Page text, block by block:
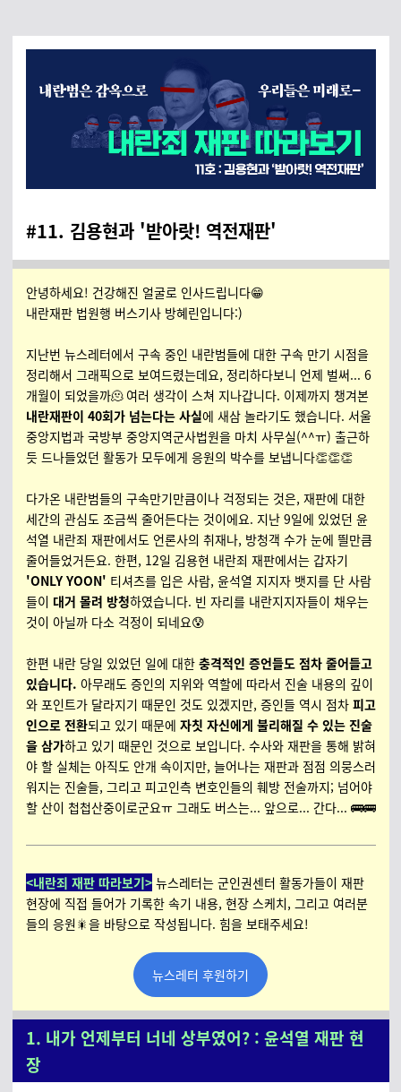
#11. 김용현과 '받아랏! 역전재판'
안녕하세요! 건강해진 얼굴로 인사드립니다😁
내란재판 법원행 버스기사 방혜린입니다:)
지난번 뉴스레터에서 구속 중인 내란범들에 대한 구속 만기 시점을
정리해서 그래픽으로 보여드렸는데요, 정리하다보니 언제 벌써... 6
개월이 되었을까🫠 여러 생각이 스쳐 지나갑니다. 이제까지 챙겨본
내란재판이 40회가 넘는다는 사실에 새삼 놀라기도 했습니다. 서울
중앙지법과 국방부 중앙지역군사법원을 마치 사무실(^^ㅠ) 출근하
듯 드나들었던 활동가 모두에게 응원의 박수를 보냅니다👏👏👏
다가온 내란범들의 구속만기만큼이나 걱정되는 것은, 재판에 대한
세간의 관심도 조금씩 줄어든다는 것이에요. 지난 9일에 있었던 윤
석열 내란죄 재판에서도 언론사의 취재나, 방청객 수가 눈에 띌만큼
줄어들었거든요. 한편, 12일 김용현 내란죄 재판에서는 갑자기
'ONLY YOON' 티셔츠를 입은 사람, 윤석열 지지자 뱃지를 단 사람
들이 대거 몰려 방청하였습니다. 빈 자리를 내란지지자들이 채우는
것이 아닐까 다소 걱정이 되네요😰
한편 내란 당일 있었던 일에 대한 충격적인 증언들도 점차 줄어들고
있습니다. 아무래도 증인의 지위와 역할에 따라서 진술 내용의 깊이
와 포인트가 달라지기 때문인 것도 있겠지만, 증인들 역시 점차 피고
인으로 전환되고 있기 때문에 자칫 자신에게 불리해질 수 있는 진술
을 삼가하고 있기 때문인 것으로 보입니다. 수사와 재판을 통해 밝혀
야 할 실체는 아직도 안개 속이지만, 늘어나는 재판과 점점 의뭉스러
워지는 진술들, 그리고 피고인측 변호인들의 훼방 전술까지; 넘어야
할 산이 첩첩산중이로군요ㅠ 그래도 버스는... 앞으로... 간다... 🚌🚌
<내란죄 재판 따라보기> 뉴스레터는 군인권센터 활동가들이 재판
현장에 직접 들어가 기록한 속기 내용, 현장 스케치, 그리고 여러분
들의 응원🎇을 바탕으로 작성됩니다. 힘을 보태주세요!
뉴스레터 후원하기
1. 내가 언제부터 너네 상부였어? : 윤석열 재판 현
장